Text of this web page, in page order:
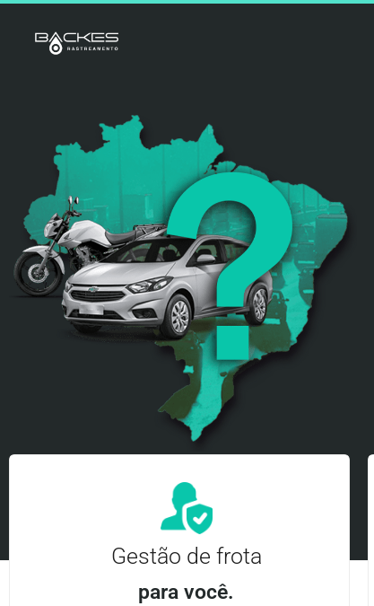
Gestão de frota
para você.